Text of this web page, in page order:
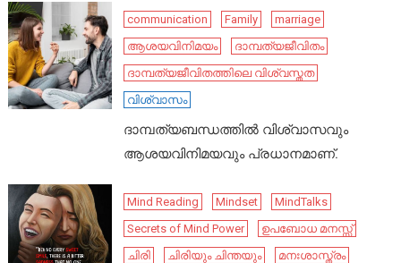
communication Family
marriage
ആശയവിനിമയം
ദാമ്പത്യജീവിതം
ദാമ്പത്യജീവിതത്തിലെ വിശ്വസ്തത
വിശ്വാസം
ദാമ്പത്യബന്ധത്തിൽ വിശ്വാസവും
ആശയവിനിമയവും പ്രധാനമാണ്.
Mind Reading Mindset
MindTalks
Secrets of Mind Power
ഉപബോധ മനസ്സ്
ചിരി
ചിരിയും ചിന്തയും
മനഃശാസ്ത്രം